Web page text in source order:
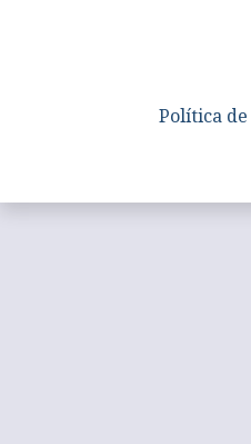
Política de